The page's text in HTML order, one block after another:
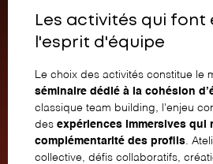
Les activités qui font
l'esprit d'équipe
Le choix des activités constitue le
séminaire dédié à la cohésion
classique team building, l'enjeu
des expériences immersives qui
complémentarité des profils.
collective, défis collaboratifs,